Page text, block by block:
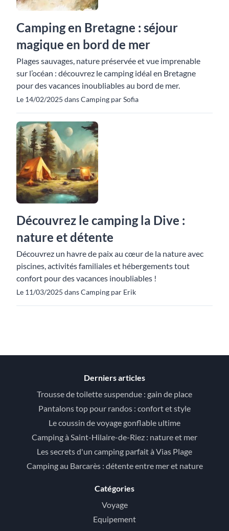
Camping en Bretagne : séjour
magique en bord de mer
Plages sauvages, nature préservée et vue imprenable
sur l’océan : découvrez le camping idéal en Bretagne
pour des vacances inoubliables au bord de mer.
Le 14/02/2025 dans Camping par Sofia
Découvrez le camping la Dive :
nature et détente
Découvrez un havre de paix au cœur de la nature avec
piscines, activités familiales et hébergements tout
confort pour des vacances inoubliables !
Le 11/03/2025 dans Camping par Erik
Derniers articles
Trousse de toilette suspendue : gain de place
Pantalons top pour randos : confort et style
Le coussin de voyage gonflable ultime
Camping à Saint-Hilaire-de-Riez : nature et mer
Les secrets d'un camping parfait à Vias Plage
Camping au Barcarès : détente entre mer et nature
Catégories
Voyage
Equipement